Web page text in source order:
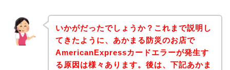
いかがだったでしょうか？これまで説明し
てきたように、あかまる防災のお店で
AmericanExpressカードエラーが発生す
る原因は様々あります。後は、下記あかま